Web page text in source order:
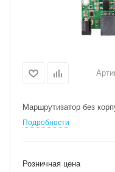
Маршрутизатор без
Подробности
Розничная цена